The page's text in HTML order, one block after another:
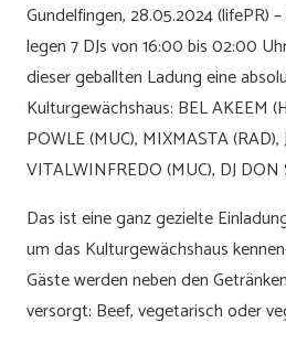
Gundelfingen, 28.05.2024 (lifePR)
legen 7 DJs von 16:00 bis 02:00
dieser geballten Ladung eine
Kulturgewächshaus: BEL AKEEM
POWLE (MUC), MIXMASTA (RAD),
VITALWINFREDO (MUC), DJ DON
Das ist eine ganz gezielte
um das Kulturgewächshaus
Gäste werden neben den
versorgt: Beef, vegetarisch oder